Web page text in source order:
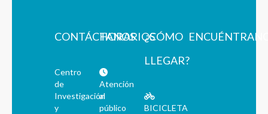
CONTÁCTANOS
Centro
de
Investigación
y
HORARIOS
Atención
al
público
¿CÓMO
LLEGAR?
BICICLETA